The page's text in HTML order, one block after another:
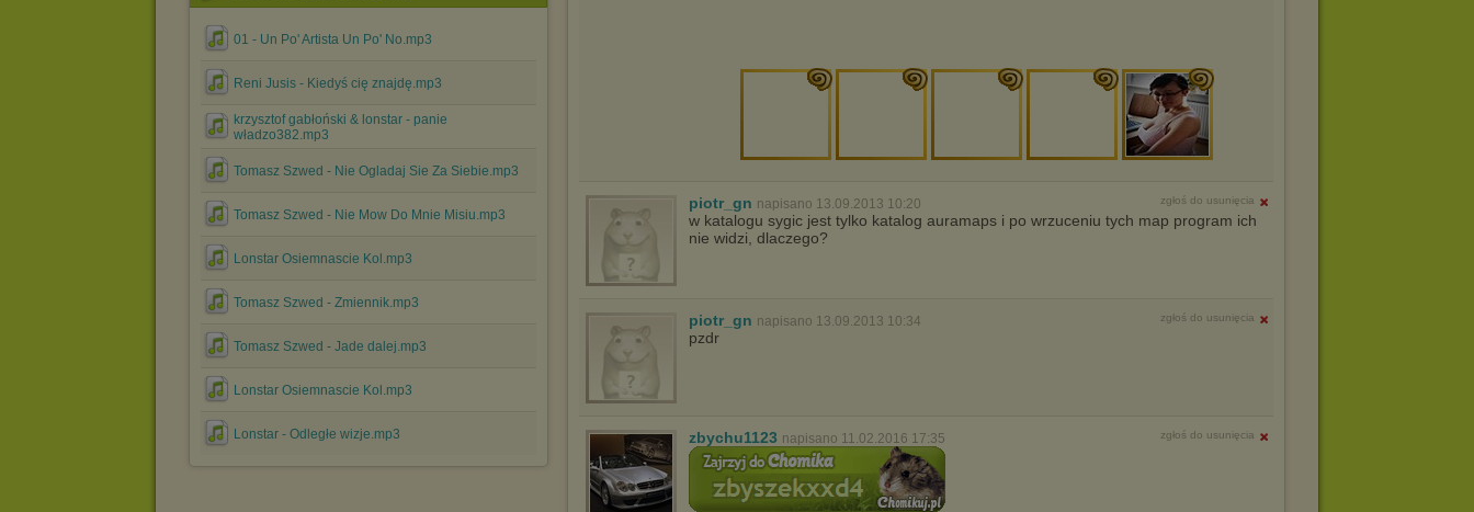
01 - Un Po' Artista Un Po' No.mp3
Reni Jusis - Kiedyś cię znajdę.mp3
krzysztof gabłoński & lonstar - panie
władzo382.mp3
Tomasz Szwed - Nie Ogladaj Sie Za Siebie.mp3
Tomasz Szwed - Nie Mow Do Mnie Misiu.mp3
Lonstar Osiemnascie Kol.mp3
Tomasz Szwed - Zmiennik.mp3
Tomasz Szwed - Jade dalej.mp3
Lonstar Osiemnascie Kol.mp3
Lonstar - Odległe wizje.mp3
piotr_gn napisano 13.09.2013 10:20 zgłoś do usunięcia
w katalogu sygic jest tylko katalog auramaps i po wrzuceniu tych map program ich
nie widzi, dlaczego?
piotr_gn napisano 13.09.2013 10:34 zgłoś do usunięcia
pzdr
zbychu1123 napisano 11.02.2016 17:35 zgłoś do usunięcia